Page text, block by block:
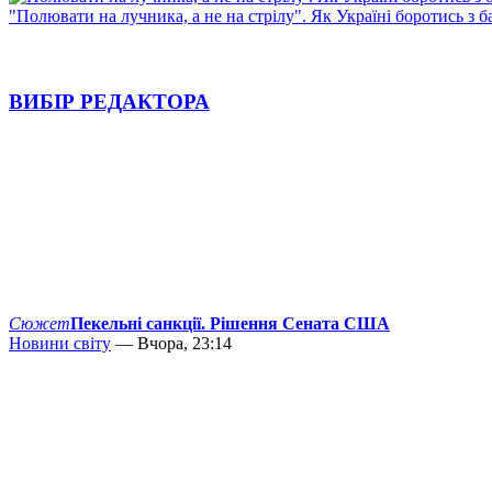
"Полювати на лучника, а не на стрілу". Як Україні боротись з
ВИБІР РЕДАКТОРА
СюжетПекельні санкції. Рішення Сената США
Новини світу — Вчора, 23:14